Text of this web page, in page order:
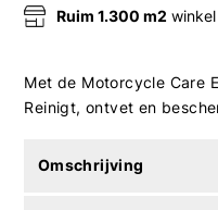
Ruim 1.300 m2
Met de Motorcycle Care
Reinigt, ontvet en
Omschrijving